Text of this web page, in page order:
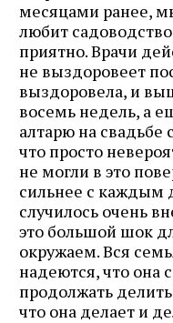
месяцами ранее,
любит
приятно. Врачи
не выздоровеет
выздоровела, и
восемь недель, а
алтарю на свадьбе
что просто
не могли в это
сильнее с каждым
случилось очень
это большой шок
окружаем. Вся
надеются, что она
продолжать
что она делает и